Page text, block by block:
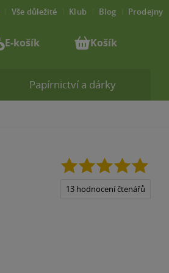
4.9
13 hodnocení čtenářů
Papírnictví a dárky
Vše důležité Klub Blog Prodejny
E-košík Košík